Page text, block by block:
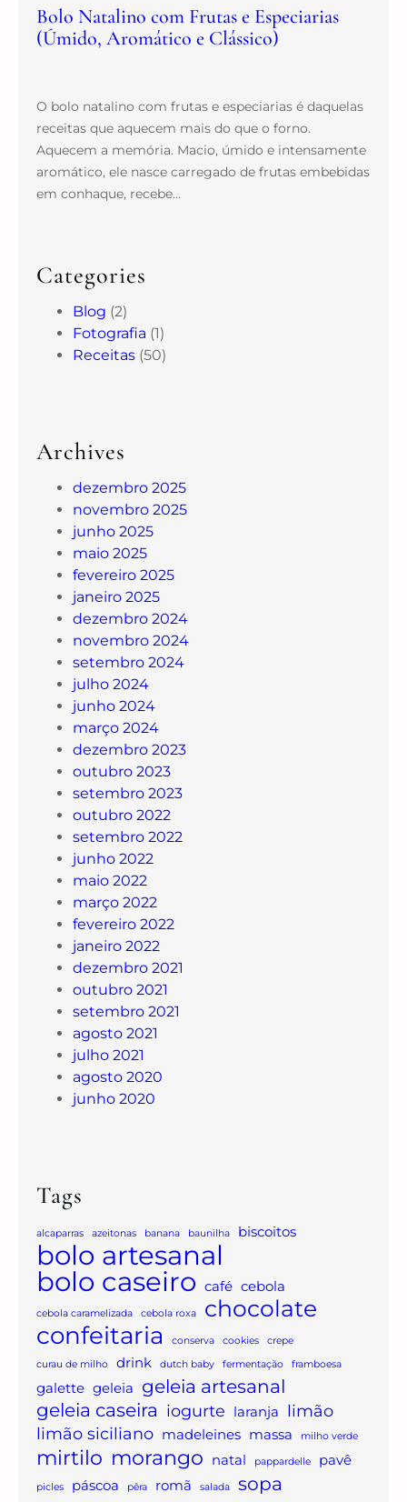
Bolo Natalino com Frutas e Especiarias
(Úmido, Aromático e Clássico)
O bolo natalino com frutas e especiarias é daquelas
receitas que aquecem mais do que o forno.
Aquecem a memória. Macio, úmido e intensamente
aromático, ele nasce carregado de frutas embebidas
em conhaque, recebe…
Categories
Blog (2)
Fotografia (1)
Receitas (50)
Archives
dezembro 2025
novembro 2025
junho 2025
maio 2025
fevereiro 2025
janeiro 2025
dezembro 2024
novembro 2024
setembro 2024
julho 2024
junho 2024
março 2024
dezembro 2023
outubro 2023
setembro 2023
outubro 2022
setembro 2022
junho 2022
maio 2022
março 2022
fevereiro 2022
janeiro 2022
dezembro 2021
outubro 2021
setembro 2021
agosto 2021
julho 2021
agosto 2020
junho 2020
Tags
alcaparras azeitonas banana baunilha biscoitos
bolo artesanal
bolo caseiro café cebola
cebola caramelizada cebola roxa chocolate
confeitaria conserva cookies
crepe
curau de milho
drink dutch baby fermentação framboesa
galette geleia
geleia artesanal
geleia caseira iogurte laranja
limão
limão siciliano madeleines massa milho verde
mirtilo morango natal pappardelle pavê
picles páscoa pêra romã salada sopa